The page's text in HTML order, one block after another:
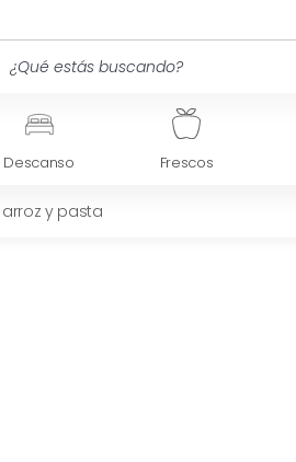
Descanso Frescos
y pasta